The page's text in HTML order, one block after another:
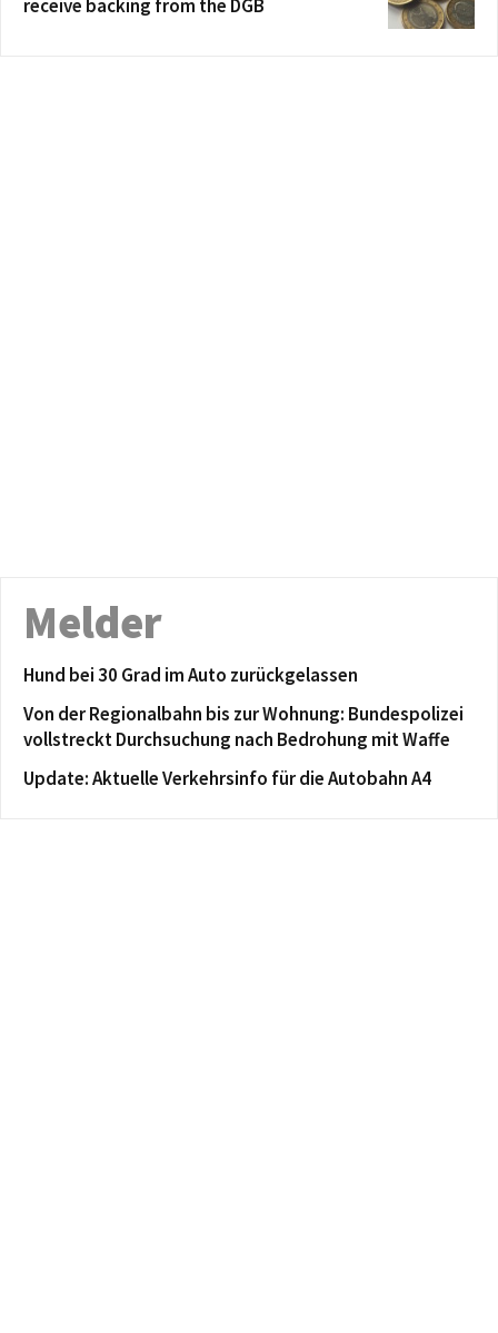
receive backing from the DGB
Melder
Hund bei 30 Grad im Auto zurückgelassen
Von der Regionalbahn bis zur Wohnung: Bundespolizei
vollstreckt Durchsuchung nach Bedrohung mit Waffe
Update: Aktuelle Verkehrsinfo für die Autobahn A4